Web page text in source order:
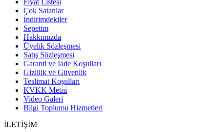
Çok Satanlar
İndirimdekiler
Sepetim
Hakkımızda
Üyelik Sözleşmesi
Satış Sözleşmesi
Garanti ve İade Koşulları
Gizlilik ve Güvenlik
Teslimat Koşulları
KVKK Metni
Video Galeri
Bilgi Toplumu Hizmetleri
İLETİŞİM